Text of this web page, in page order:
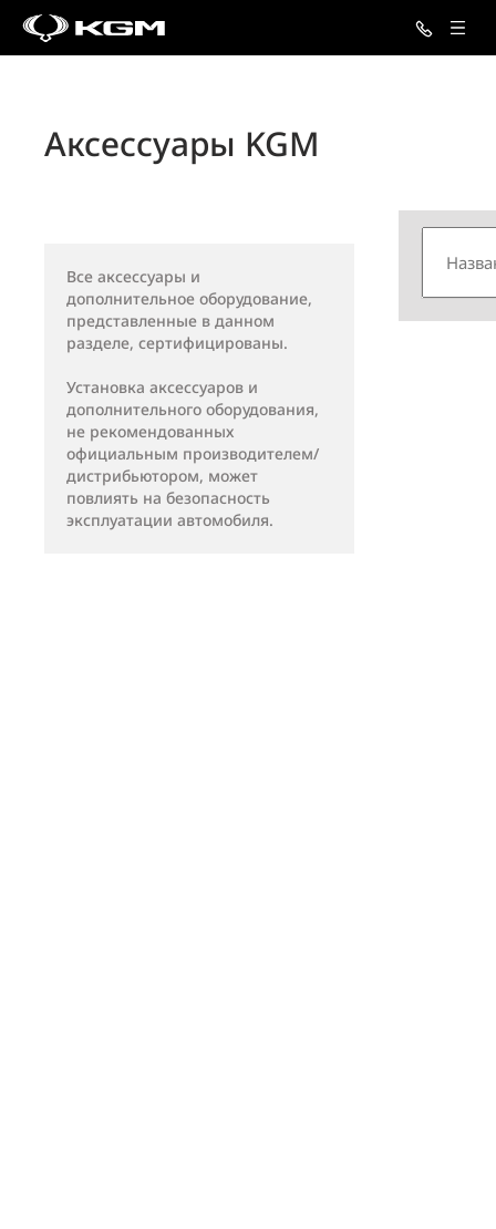
Аксессуары KGM
Все аксессуары и
дополнительное оборудование,
представленные в данном
разделе, сертифицированы.
Установка аксессуаров и
дополнительного оборудования,
не рекомендованных
официальным производителем/
дистрибьютором, может
повлиять на безопасность
эксплуатации автомобиля.